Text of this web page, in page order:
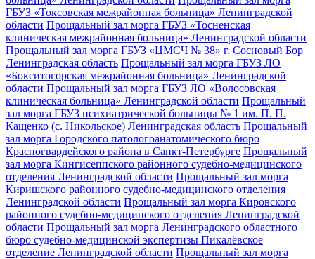
ГБУЗ «Токсовская межрайонная больница» Ленинградской
области Прощальный зал морга ГБУЗ «Тосненская
клиническая межрайонная больница» Ленинградской области
Прощальный зал морга ГБУЗ «ЦМСЧ № 38» г. Сосновый Бор
Ленинградская область Прощальный зал морга ГБУЗ ЛО
«Бокситогорская межрайонная больница» Ленинградской
области Прощальный зал морга ГБУЗ ЛО «Волосовская
клиническая больница» Ленинградской области Прощальный
зал морга ГБУЗ психиатрической больницы № 1 им. П. П.
Кащенко (с. Никольское) Ленинградская область Прощальный
зал морга Городского патологоанатомического бюро
Красногвардейского района в Санкт-Петербурге Прощальный
зал морга Кингисеппского районного судебно-медицинского
отделения Ленинградской области Прощальный зал морга
Киришского районного судебно-медицинского отделения
Ленинградской области Прощальный зал морга Кировского
районного судебно-медицинского отделения Ленинградской
области Прощальный зал морга Ленинградского областного
бюро судебно-медицинской экспертизы Пикалёвское
отделение Ленинградской области Прощальный зал морга